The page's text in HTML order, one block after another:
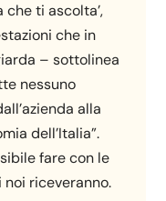
che ti ascolta’,
che in
– sottolinea
nessuno
alla
dell’Italia”.
fare con le
riceveranno.